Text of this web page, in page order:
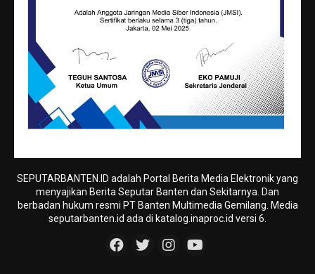
SEPUTARBANTEN.ID adalah Portal Berita Media Elektronik yang
menyajikan Berita Seputar Banten dan Sekitarnya. Dan
berbadan hukum resmi PT Banten Multimedia Gemilang. Media
seputarbanten.id ada di katalog.inaproc.id versi 6.